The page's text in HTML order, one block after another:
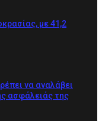
με 41,2
να αναλάβει
ασφάλειάς της